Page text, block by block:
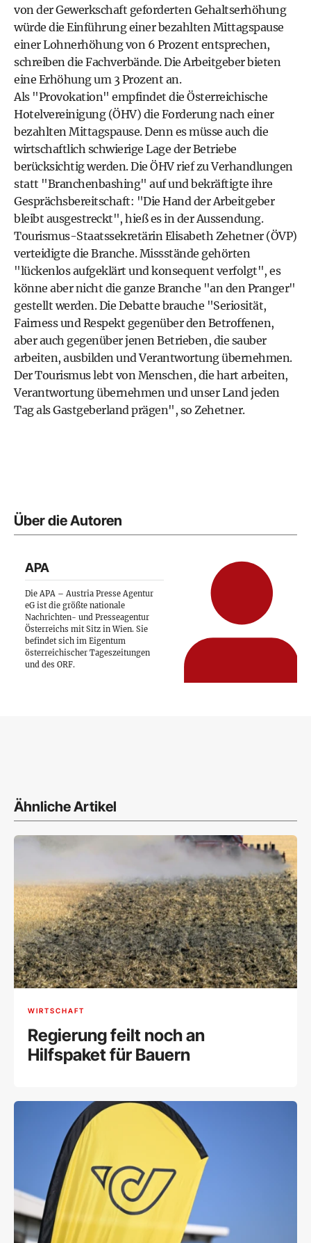
von der Gewerkschaft geforderten Gehaltserhöhung
würde die Einführung einer bezahlten Mittagspause
einer Lohnerhöhung von 6 Prozent entsprechen,
schreiben die Fachverbände. Die Arbeitgeber bieten
eine Erhöhung um 3 Prozent an.
Als "Provokation" empfindet die Österreichische
Hotelvereinigung (ÖHV) die Forderung nach einer
bezahlten Mittagspause. Denn es müsse auch die
wirtschaftlich schwierige Lage der Betriebe
berücksichtig werden. Die ÖHV rief zu Verhandlungen
statt "Branchenbashing" auf und bekräftigte ihre
Gesprächsbereitschaft: "Die Hand der Arbeitgeber
bleibt ausgestreckt", hieß es in der Aussendung.
Tourismus-Staatssekretärin Elisabeth Zehetner (ÖVP)
verteidigte die Branche. Missstände gehörten
"lückenlos aufgeklärt und konsequent verfolgt", es
könne aber nicht die ganze Branche "an den Pranger"
gestellt werden. Die Debatte brauche "Seriosität,
Fairness und Respekt gegenüber den Betroffenen,
aber auch gegenüber jenen Betrieben, die sauber
arbeiten, ausbilden und Verantwortung übernehmen.
Der Tourismus lebt von Menschen, die hart arbeiten,
Verantwortung übernehmen und unser Land jeden
Tag als Gastgeberland prägen", so Zehetner.
Über die Autoren
APA
Die APA – Austria Presse Agentur
eG ist die größte nationale
Nachrichten- und Presseagentur
Österreichs mit Sitz in Wien. Sie
befindet sich im Eigentum
österreichischer Tageszeitungen
und des ORF.
Ähnliche Artikel
WIRTSCHAFT
Regierung feilt noch an
Hilfspaket für Bauern